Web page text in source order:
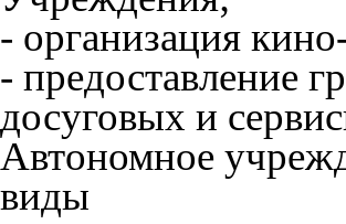
- организация
- предоставление
досуговых и
Автономное
виды